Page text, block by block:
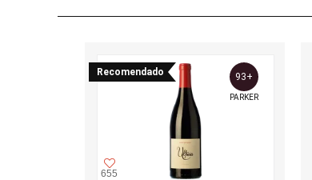
Recomendado
655
93+
PARKER